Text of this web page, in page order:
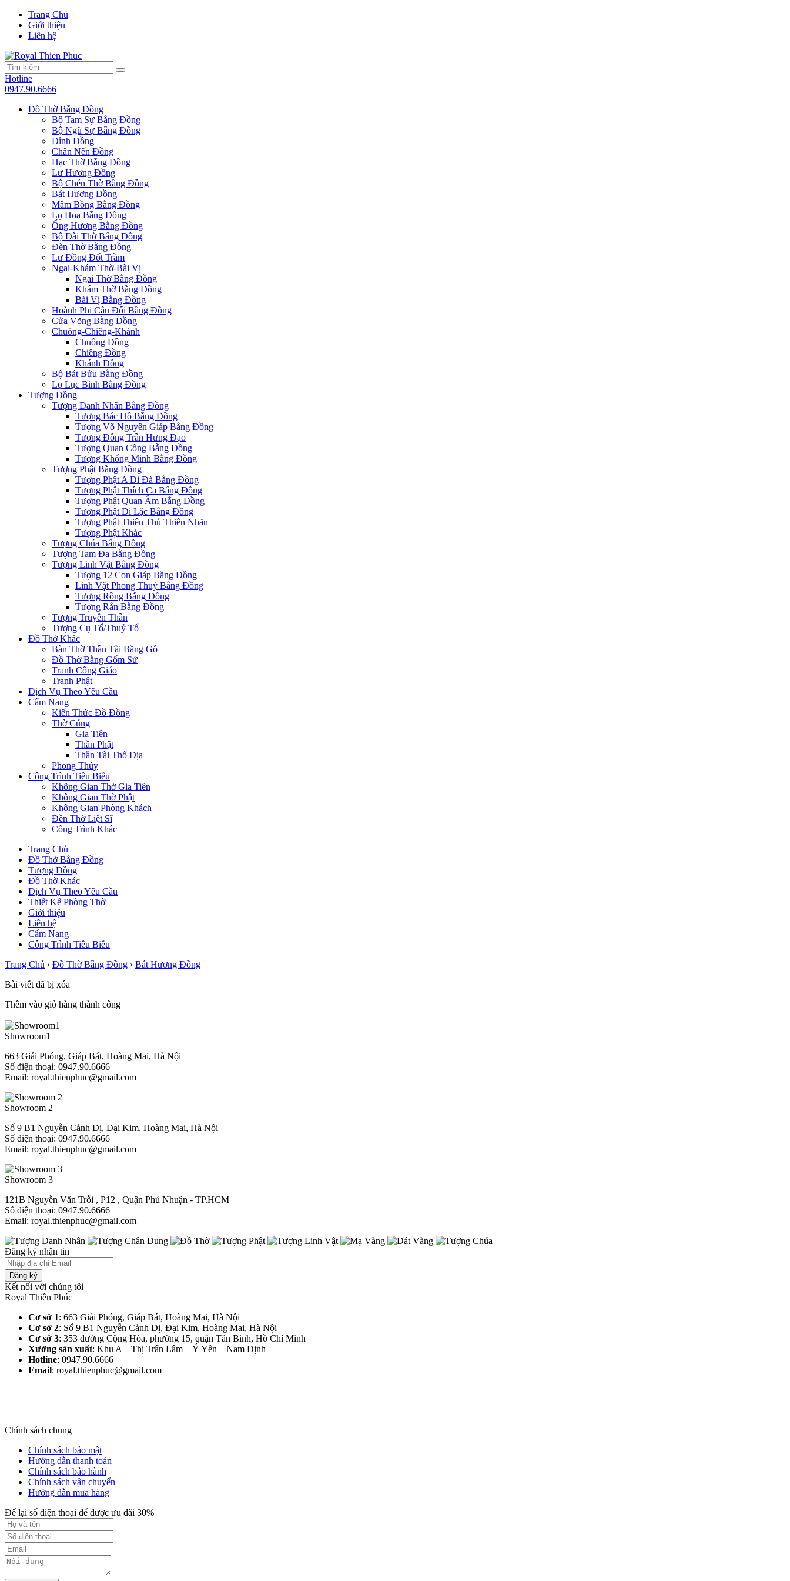
Trang Chủ
Giới thiệu
Liên hệ
Hotline
0947.90.6666
Đồ Thờ Bằng Đồng
Bộ Tam Sự Bằng Đồng
Bộ Ngũ Sự Bằng Đồng
Đỉnh Đồng
Chân Nến Đồng
Hạc Thờ Bằng Đồng
Lư Hương Đồng
Bộ Chén Thờ Bằng Đồng
Bát Hương Đồng
Mâm Bồng Bằng Đồng
Lọ Hoa Bằng Đồng
Ống Hương Bằng Đồng
Bộ Đài Thờ Bằng Đồng
Đèn Thờ Bằng Đồng
Lư Đồng Đốt Trầm
Ngai-Khám Thờ-Bài Vị
Ngai Thờ Bằng Đồng
Khám Thờ Bằng Đồng
Bài Vị Bằng Đồng
Hoành Phi Câu Đối Bằng Đồng
Cửa Võng Bằng Đồng
Chuông-Chiêng-Khánh
Chuông Đồng
Chiêng Đồng
Khánh Đồng
Bộ Bát Bửu Bằng Đồng
Lọ Lục Bình Bằng Đồng
Tượng Đồng
Tượng Danh Nhân Bằng Đồng
Tượng Bác Hồ Bằng Đồng
Tượng Võ Nguyên Giáp Bằng Đồng
Tượng Đồng Trần Hưng Đạo
Tượng Quan Công Bằng Đồng
Tượng Khổng Minh Bằng Đồng
Tượng Phật Bằng Đồng
Tượng Phật A Di Đà Bằng Đồng
Tượng Phật Thích Ca Bằng Đồng
Tượng Phật Quan Âm Bằng Đồng
Tượng Phật Di Lặc Bằng Đồng
Tượng Phật Thiên Thủ Thiên Nhãn
Tượng Phật Khác
Tượng Chúa Bằng Đồng
Tượng Tam Đa Bằng Đồng
Tượng Linh Vật Bằng Đồng
Tượng 12 Con Giáp Bằng Đồng
Linh Vật Phong Thuỷ Bằng Đồng
Tượng Rồng Bằng Đồng
Tượng Rắn Bằng Đồng
Tượng Truyền Thần
Tượng Cụ Tổ/Thuỷ Tổ
Đồ Thờ Khác
Bàn Thờ Thần Tài Bằng Gỗ
Đồ Thờ Bằng Gốm Sứ
Tranh Công Giáo
Tranh Phật
Dịch Vụ Theo Yêu Cầu
Cẩm Nang
Kiến Thức Đồ Đồng
Thờ Cúng
Gia Tiên
Thần Phật
Thần Tài Thổ Địa
Phong Thủy
Công Trình Tiêu Biểu
Không Gian Thờ Gia Tiên
Không Gian Thờ Phật
Không Gian Phòng Khách
Đền Thờ Liệt Sĩ
Công Trình Khác
Trang Chủ
Đồ Thờ Bằng Đồng
Tượng Đồng
Đồ Thờ Khác
Dịch Vụ Theo Yêu Cầu
Thiết Kế Phòng Thờ
Giới thiệu
Liên hệ
Cẩm Nang
Công Trình Tiêu Biểu
Trang Chủ › Đồ Thờ Bằng Đồng › Bát Hương Đồng
Bài viết đã bị xóa
Thêm vào giỏ hàng thành công
Showroom1
663 Giải Phóng, Giáp Bát, Hoàng Mai, Hà Nội
Số điện thoại: 0947.90.6666
Email: royal.thienphuc@gmail.com
Showroom 2
Số 9 B1 Nguyễn Cảnh Dị, Đại Kim, Hoàng Mai, Hà Nội
Số điện thoại: 0947.90.6666
Email: royal.thienphuc@gmail.com
Showroom 3
121B Nguyễn Văn Trỗi , P12 , Quận Phú Nhuận - TP.HCM​
Số điện thoại: 0947.90.6666
Email: royal.thienphuc@gmail.com
Đăng ký nhận tin
Đăng ký
Kết nối với chúng tôi
Royal Thiên Phúc
Cơ sở 1: 663 Giải Phóng, Giáp Bát, Hoàng Mai, Hà Nội​
Cơ sở 2: Số 9 B1 Nguyễn Cảnh Dị, Đại Kim, Hoàng Mai, Hà Nội​
Cơ sở 3: 353 đường Cộng Hòa, phường 15, quận Tân Bình, Hồ Chí Minh
Xưởng sản xuất: Khu A – Thị Trấn Lâm – Ý Yên – Nam Định​
Hotline: 0947.90.6666
Email: royal.thienphuc@gmail.com
Chính sách chung
Chính sách bảo mật
Hướng dẫn thanh toán
Chính sách bảo hành
Chính sách vận chuyển
Hướng dẫn mua hàng
Để lại số điện thoại để được ưu đãi 30%